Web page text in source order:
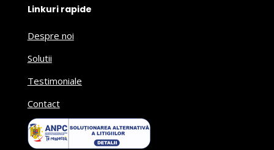
Linkuri rapide
Despre noi
Solutii
Testimoniale
Contact